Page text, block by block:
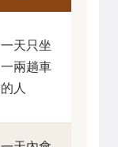
一天只坐
一兩趟車
的人